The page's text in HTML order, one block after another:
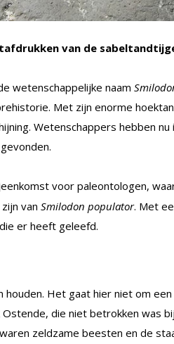
van de
wetenschappelijke naam
Met zijn enorme
Wetenschappers hebben
voor paleontologen,
van Smilodon populator. Met
er heeft geleefd.
houden. Het gaat hier niet om
die niet betrokken was
zeldzame beesten en de